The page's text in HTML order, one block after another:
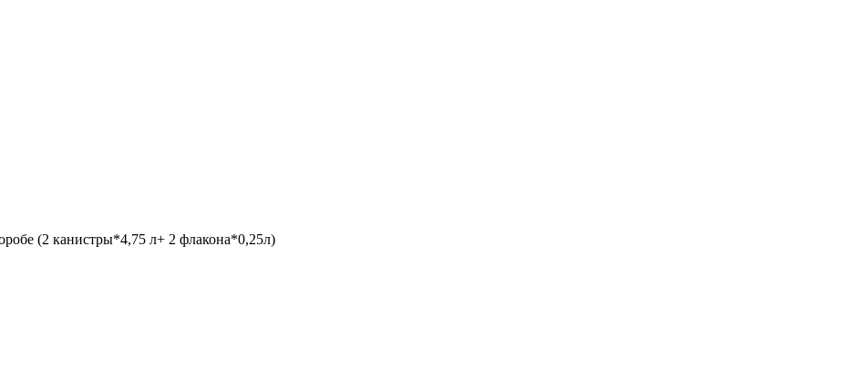
(2 канистры*4,75 л+ 2 флакона*0,25л)